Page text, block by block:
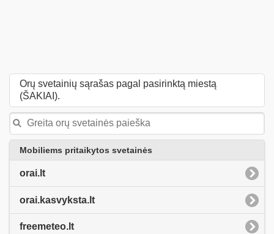
Orų svetainių sąrašas pagal pasirinktą miestą
(ŠAKIAI).
Mobiliems pritaikytos svetainės
orai.lt
orai.kasvyksta.lt
freemeteo.lt